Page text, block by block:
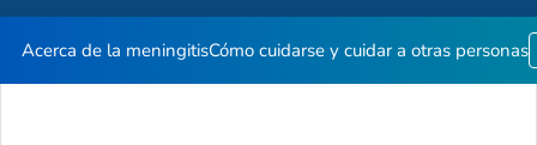
Acerca de la meningitisCómo cuidarse y cuidar a otras personas